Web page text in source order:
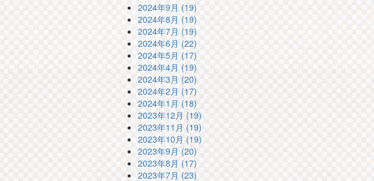
2024年9月 (19)
2024年8月 (19)
2024年7月 (19)
2024年6月 (22)
2024年5月 (17)
2024年4月 (19)
2024年3月 (20)
2024年2月 (17)
2024年1月 (18)
2023年12月 (19)
2023年11月 (19)
2023年10月 (19)
2023年9月 (20)
2023年8月 (17)
2023年7月 (23)